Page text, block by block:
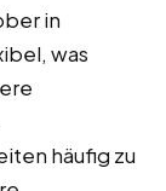
in
was
häufig zu